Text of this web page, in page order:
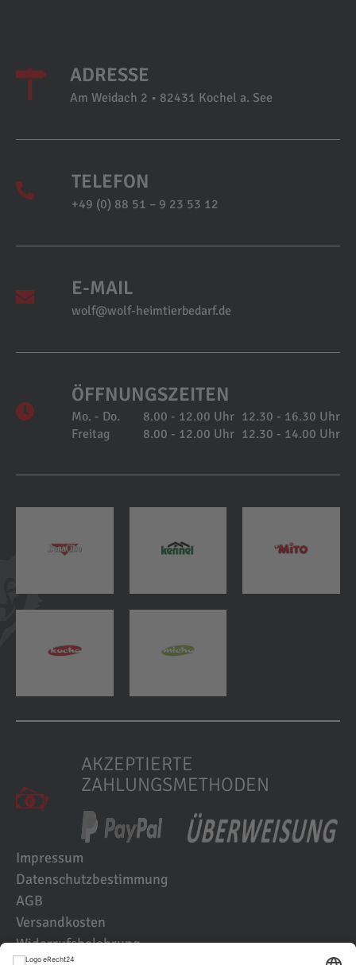
ADRESSE
Am Weidach 2 • 82431 Kochel a. See
TELEFON
+49 (0) 88 51 – 9 23 53 12
E-MAIL
wolf@wolf-heimtierbedarf.de
ÖFFNUNGSZEITEN
Mo. - Do. 8.00 - 12.00 Uhr 12.30 - 16.30 Uhr
Freitag
8.00 - 12.00 Uhr 12.30 - 14.00 Uhr
AKZEPTIERTE
ZAHLUNGSMETHODEN
Impressum
Datenschutzbestimmung
AGB
Versandkosten
Widerrufsbelehrung